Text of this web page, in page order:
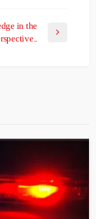
in the